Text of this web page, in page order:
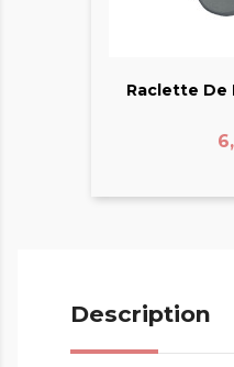
Raclette De
Description